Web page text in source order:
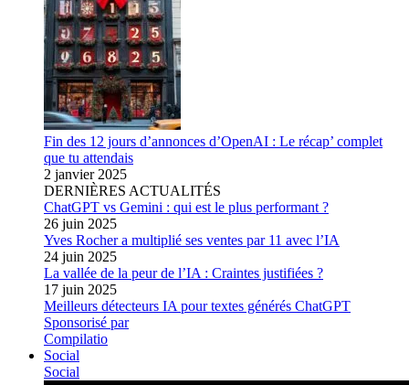
Fin des 12 jours d’annonces d’OpenAI : Le récap’ complet
que tu attendais
2 janvier 2025
DERNIÈRES ACTUALITÉS
ChatGPT vs Gemini : qui est le plus performant ?
26 juin 2025
Yves Rocher a multiplié ses ventes par 11 avec l’IA
24 juin 2025
La vallée de la peur de l’IA : Craintes justifiées ?
17 juin 2025
Meilleurs détecteurs IA pour textes générés ChatGPT
Sponsorisé par
Compilatio
Social
Social